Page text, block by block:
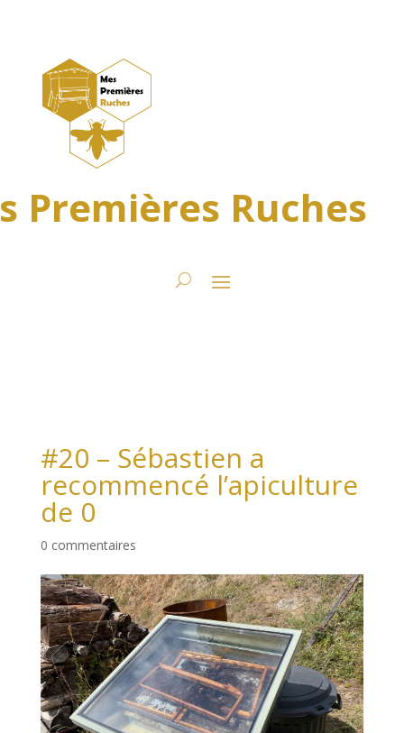
Premières Ruches
#20 – Sébastien a
recommencé l’apiculture
de 0
0 commentaires